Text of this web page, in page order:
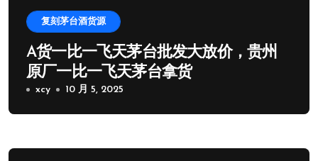
复刻茅台酒货源
A货一比一飞天茅台批发大放价，贵州
原厂一比一飞天茅台拿货
xcy 10 月 5, 2025